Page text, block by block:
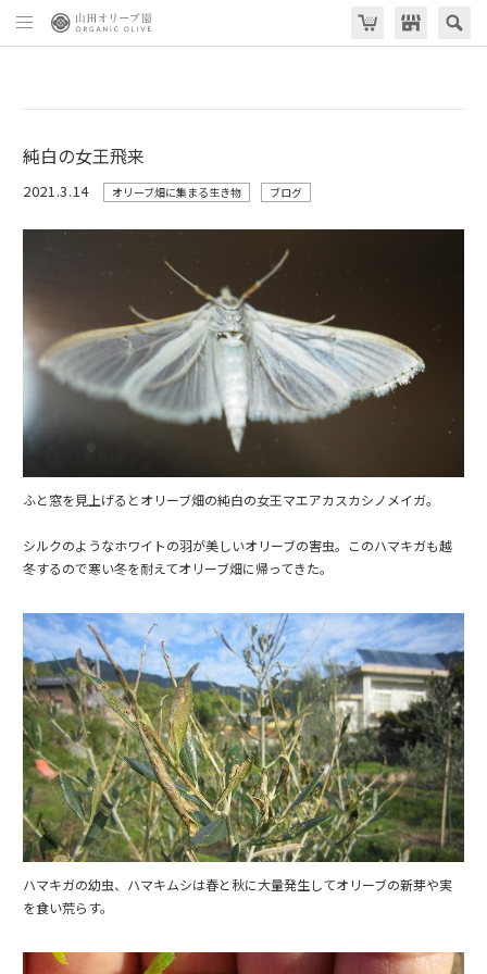
純白の女王飛来
2021.3.14 オリーブ畑に集まる生き物 ブログ
ふと窓を見上げるとオリーブ畑の純白の女王マエアカスカシノメイガ。
シルクのようなホワイトの羽が美しいオリーブの害虫。このハマキガも越
冬するので寒い冬を耐えてオリーブ畑に帰ってきた。
ハマキガの幼虫、ハマキムシは春と秋に大量発生してオリーブの新芽や実
を食い荒らす。